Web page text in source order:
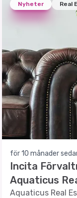
Nyheter Real
för 10 månader
Incita
Aquaticus
Aquaticus Real